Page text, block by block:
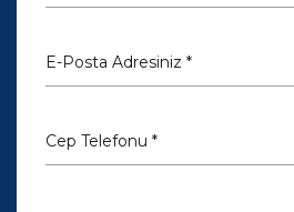
E-Posta Adresiniz *
Cep Telefonu *